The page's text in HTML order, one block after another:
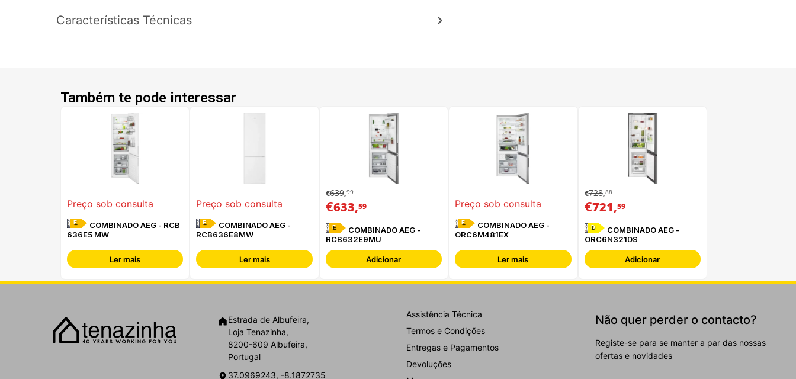
Características Técnicas
Também te pode interessar
Preço sob consulta
E
COMBINADO AEG - RCB
636E5 MW
Ler mais
Preço sob consulta
E
COMBINADO AEG -
RCB636E8MW
Ler mais
€639,99
€633,59
E
COMBINADO AEG -
RCB632E9MU
Adicionar
Preço sob consulta
E
COMBINADO AEG -
ORC6M481EX
Ler mais
€728,88
€721,59
D
COMBINADO AEG -
ORC6N321DS
Adicionar
Estrada de Albufeira,
Loja Tenazinha,
8200-609 Albufeira,
Portugal
37.0969243, -8.1872735
Assistência Técnica
Termos e Condições
Entregas e Pagamentos
Devoluções
Não quer perder o contacto?
Registe-se para se manter a par das nossas
ofertas e novidades